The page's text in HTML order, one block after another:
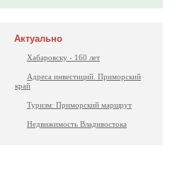
Актуально
Хабаровску - 160 лет
Адреса инвестиций. Приморский
край
Туризм: Приморский маршрут
Недвижимость Владивостока